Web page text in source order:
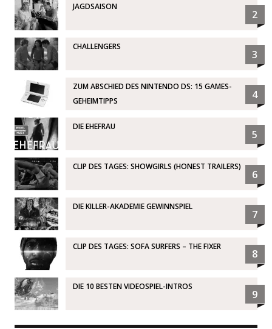
JAGDSAISON
2
CHALLENGERS
3
ZUM ABSCHIED DES NINTENDO DS: 15 GAMES-
GEHEIMTIPPS
4
DIE EHEFRAU
5
CLIP DES TAGES: SHOWGIRLS (HONEST TRAILERS)
6
DIE KILLER-AKADEMIE GEWINNSPIEL
7
CLIP DES TAGES: SOFA SURFERS – THE FIXER
8
DIE 10 BESTEN VIDEOSPIEL-INTROS
9